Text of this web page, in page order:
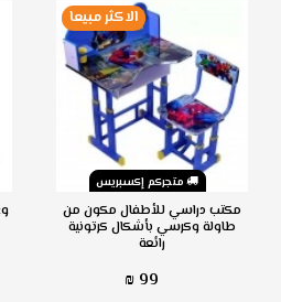
متجركم إكسبريس
الاكثر مبيعا
مكتب دراسي للأطفال مكون من
طاولة وكرسي بأشكال كرتونية
رائعة
99 ₪